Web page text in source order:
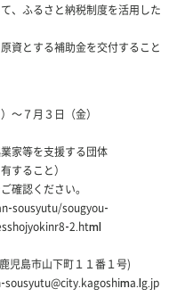
、ふるさと納税制度を活用した
資とする補助金を交付すること
７月３日（金）
家等を支援する団体
すること）
認ください。
sousyutu/sougyou-
2.html
島市山下町１１番１号)